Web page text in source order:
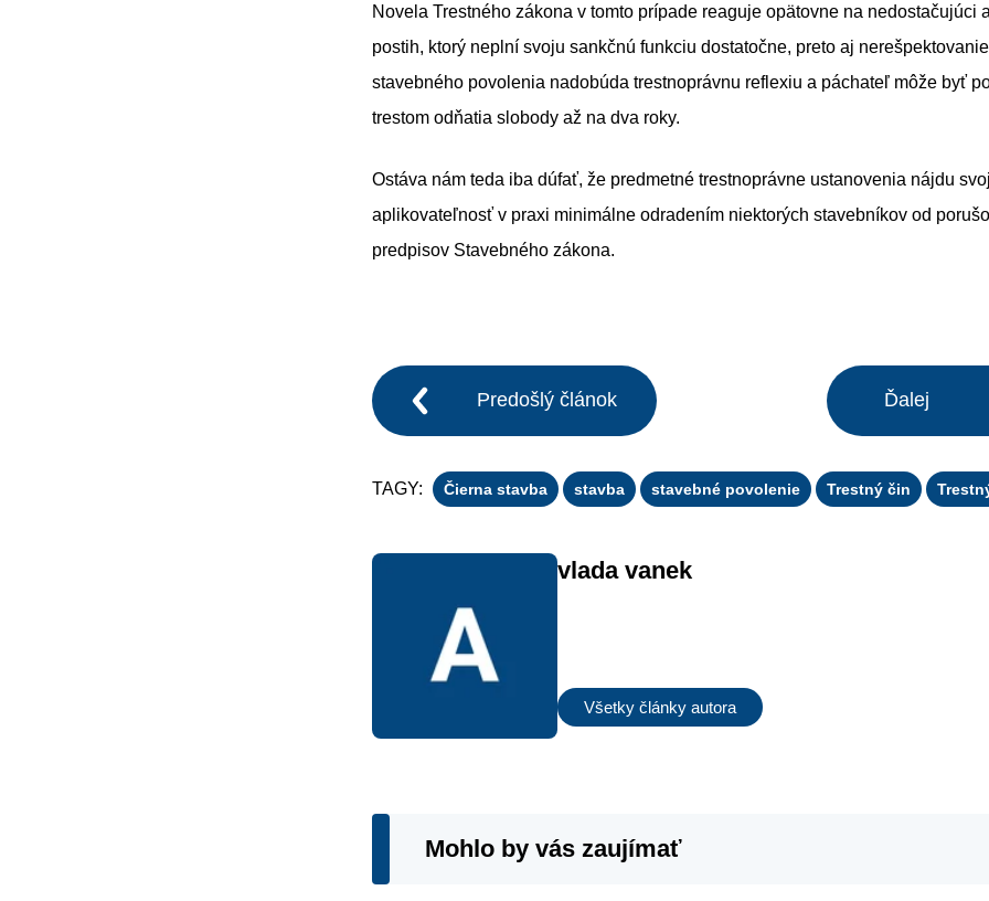
Novela Trestného zákona v tomto prípade reaguje opätovne na nedostačujúci
postih, ktorý neplní svoju sankčnú funkciu dostatočne, preto aj
stavebného povolenia nadobúda trestnoprávnu reflexiu a páchateľ môže byť
trestom odňatia slobody až na dva roky.
Ostáva nám teda iba dúfať, že predmetné trestnoprávne ustanovenia nájdu
aplikovateľnosť v praxi minimálne odradením niektorých stavebníkov od
predpisov Stavebného zákona.
Predošlý článok Ďalej
TAGY: Čierna stavba stavba stavebné povolenie Trestný čin
vlada vanek
Všetky články autora
Mohlo by vás zaujímať